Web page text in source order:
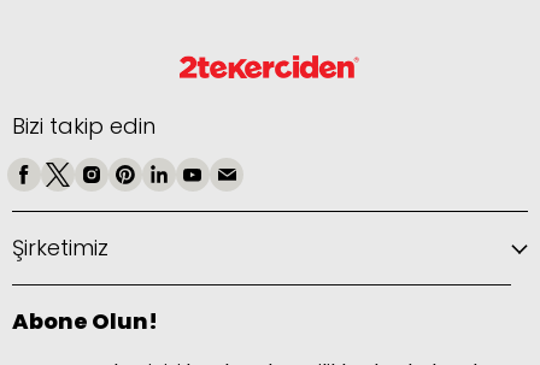
Bizi takip edin
Şirketimiz
Abone Olun!